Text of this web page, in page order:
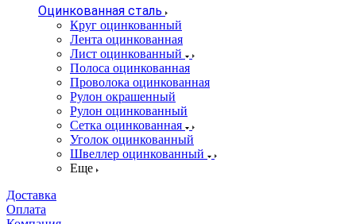
Оцинкованная сталь
Круг оцинкованный
Лента оцинкованная
Лист оцинкованный
Полоса оцинкованная
Проволока оцинкованная
Рулон окрашенный
Рулон оцинкованный
Сетка оцинкованная
Уголок оцинкованный
Швеллер оцинкованный
Еще
Доставка
Оплата